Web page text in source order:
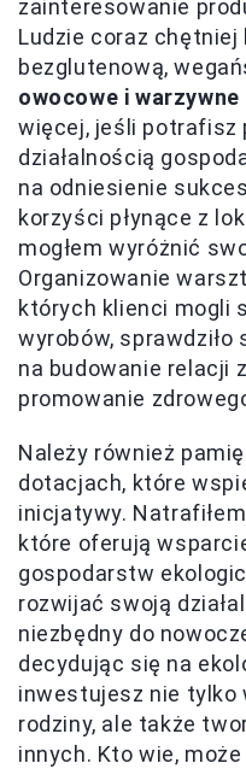
zainteresowanie
Ludzie coraz chętniej
bezglutenową,
owocowe i warzywne
więcej, jeśli potrafisz
działalnością
na odniesienie
korzyści płynące z
mogłem wyróżnić
Organizowanie
których klienci mogli
wyrobów, sprawdziło
na budowanie relacji
promowanie
Należy również
dotacjach, które
inicjatywy.
które oferują
gospodarstw
rozwijać swoją
niezbędny do
decydując się na
inwestujesz nie tylko
rodziny, ale także
innych. Kto wie,